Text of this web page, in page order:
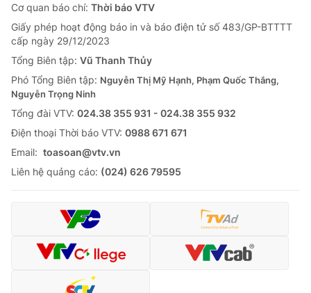
Cơ quan báo chí: Thời báo VTV
Giấy phép hoạt động báo in và báo điện tử số 483/GP-BTTTT
cấp ngày 29/12/2023
Tổng Biên tập: Vũ Thanh Thủy
Phó Tổng Biên tập: Nguyễn Thị Mỹ Hạnh, Phạm Quốc Thắng,
Nguyễn Trọng Ninh
Tổng đài VTV: 024.38 355 931 - 024.38 355 932
Ðiện thoại Thời báo VTV: 0988 671 671
Email: toasoan@vtv.vn
Liên hệ quảng cáo: (024) 626 79595